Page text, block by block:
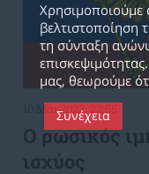
10 Μάι 2022, 22:55
Ο ρωσικός
ισχύος
Χρησιμοποιούμε
βελτιστοποίηση
τη σύνταξη
μας, θεωρούμε
Συνέχεια